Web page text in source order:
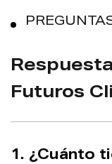
Futuros
1. ¿Cuánto